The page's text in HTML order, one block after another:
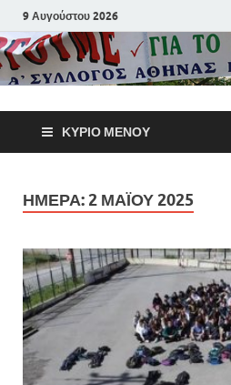
9 Αυγούστου 2026
ΚΎΡΙΟ ΜΕΝΟΎ
ΗΜΈΡΑ:2 ΜΑΪ́ΟΥ 2025